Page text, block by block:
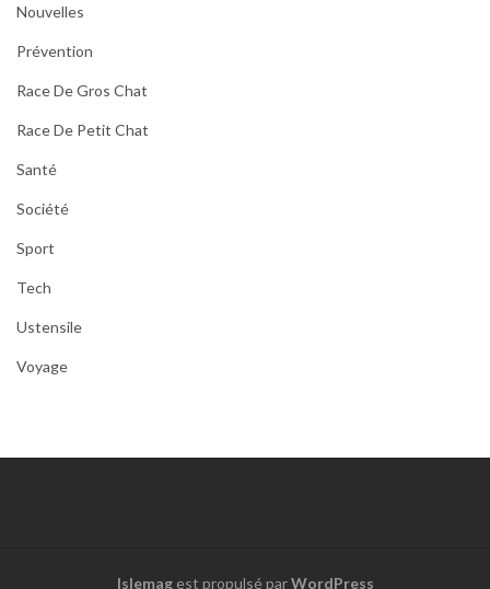
Nouvelles
Prévention
Race De Gros Chat
Race De Petit Chat
Santé
Société
Sport
Tech
Ustensile
Voyage
Islemagest propulsé parWordPress